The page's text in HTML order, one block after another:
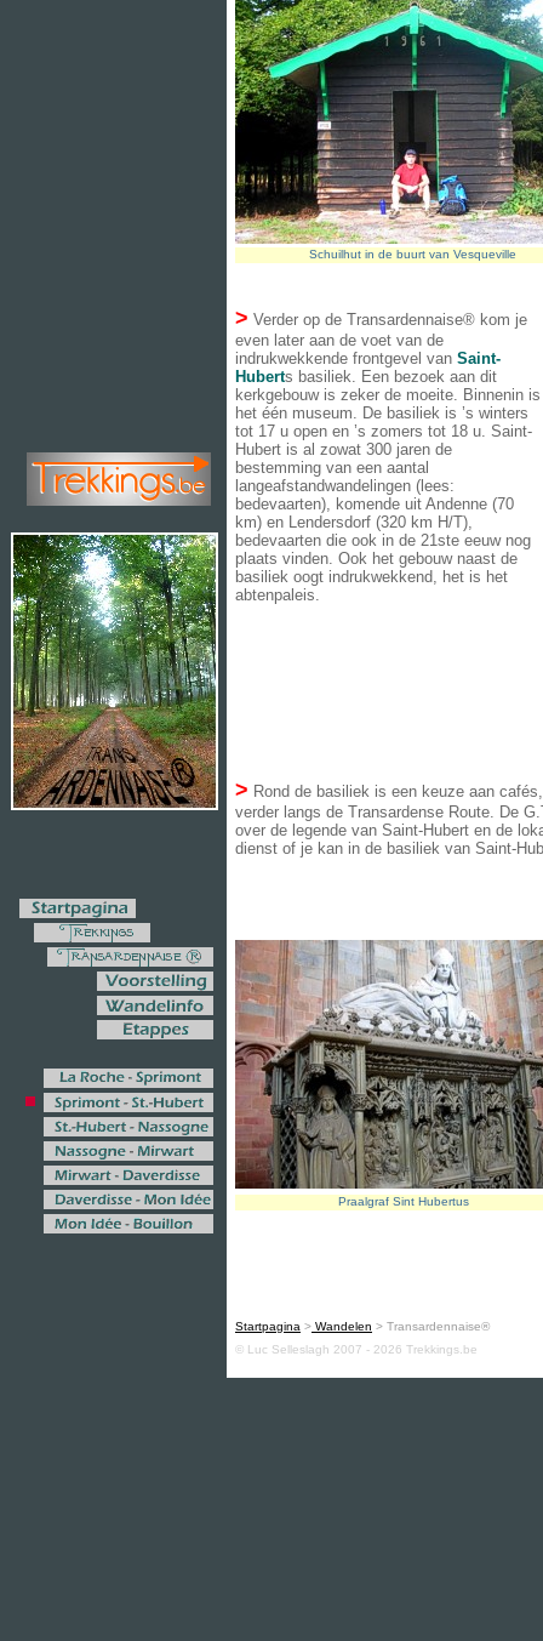
© Luc Selleslagh 2007 - 2026 Trekkings.be
Startpagina > Wandelen > Transardennaise®
> Verder op de Transardennaise® kom je
even later aan de voet van de
indrukwekkende frontgevel van Saint-
Huberts basiliek. Een bezoek aan dit
kerkgebouw is zeker de moeite. Binnenin is
het één museum. De basiliek is ’s winters
tot 17 u open en ’s zomers tot 18 u. Saint-
Hubert is al zowat 300 jaren de
bestemming van een aantal
langeafstandwandelingen (lees:
bedevaarten), komende uit Andenne (70
km) en Lendersdorf (320 km H/T),
bedevaarten die ook in de 21ste eeuw nog
plaats vinden. Ook het gebouw naast de
basiliek oogt indrukwekkend, het is het
abtenpaleis.
> Rond de basiliek is een keuze aan
verder langs de Transardense Route. De
over de legende van Saint-Hubert en de
dienst of je kan in de basiliek van Saint-
Schuilhut in de buurt van Vesqueville
Praalgraf Sint Hubertus